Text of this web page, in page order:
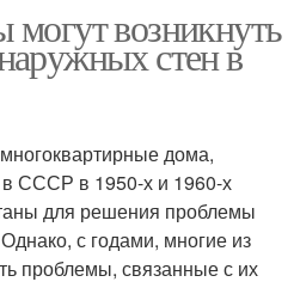
возникнуть
стен в
дома,
СССР в 1950-х и 1960-х
для решения проблемы
с годами, многие из
проблемы, связанные с их